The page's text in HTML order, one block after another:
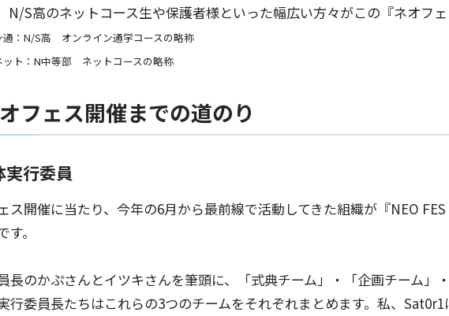
N/S高のネットコース生や保護者様といった幅広い方々がこの『ネオフ
：N/S高 オンライン通学コースの略称
ト：N中等部 ネットコースの略称
フェス開催までの道のり
行委員
ス開催に当たり、今年の6月から最前線で活動してきた組織が『NEO
。
長のかぷさんとイツキさんを筆頭に、「式典チーム」・「企画チーム」
行委員長たちはこれらの3つのチームをそれぞれまとめます。私、